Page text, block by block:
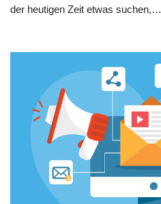
der heutigen Zeit etwas suchen,…